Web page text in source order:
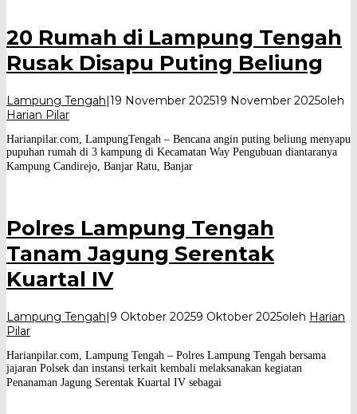
20 Rumah di Lampung Tengah
Rusak Disapu Puting Beliung
Lampung Tengah|19 November 202519 November 2025oleh
Harian Pilar
Harianpilar.com, LampungTengah – Bencana angin puting beliung menyapu
pupuhan rumah di 3 kampung di Kecamatan Way Pengubuan diantaranya
Kampung Candirejo, Banjar Ratu, Banjar
Polres Lampung Tengah
Tanam Jagung Serentak
Kuartal IV
Lampung Tengah|9 Oktober 20259 Oktober 2025oleh Harian
Pilar
Harianpilar.com, Lampung Tengah – Polres Lampung Tengah bersama
jajaran Polsek dan instansi terkait kembali melaksanakan kegiatan
Penanaman Jagung Serentak Kuartal IV sebagai